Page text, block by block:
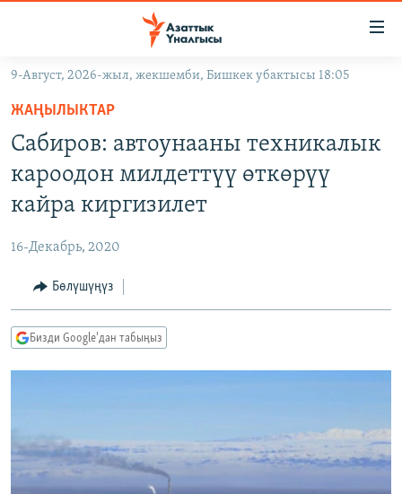
Навигацияга
өтүңүз
Издөөгө
салыңыз
КЫРГЫЗСТАН
КЫРГЫЗСТАН
САЯСАТ
МАДАНИЯТ
ДҮЙНӨ
ДҮЙНӨ
УКРАИНА
ТВ ПРОГРАММАЛАР
БҮГҮН АЗАТТЫКТА
АЗАТТЫК+
ПОДКАСТ
Русский
9-Август, 2026-жыл, жекшемби, Бишкек убактысы 18:05
ЖАҢЫЛЫКТАР
Сабиров: автоунааны техникалык
кароодон милдеттүү өткөрүү
кайра киргизилет
16-Декабрь, 2020
Бөлүшүңүз
Бизди Google'дан табыңыз